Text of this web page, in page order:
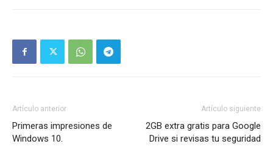
Artículo anterior
Primeras impresiones de
Windows 10.
Artículo siguiente
2GB extra gratis para Google
Drive si revisas tu seguridad